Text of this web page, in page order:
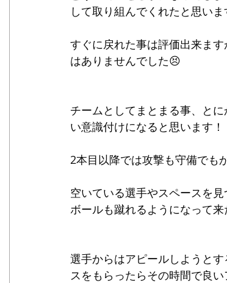
して取り組んでくれたと思いま
すぐに戻れた事は評価出来ま
はありませんでした😣
チームとしてまとまる事、と
い意識付けになると思います！
2本目以降では攻撃も守備でも
空いている選手やスペースを
ボールも蹴れるようになって来
選手からはアピールしようと
スをもらったらその時間で良